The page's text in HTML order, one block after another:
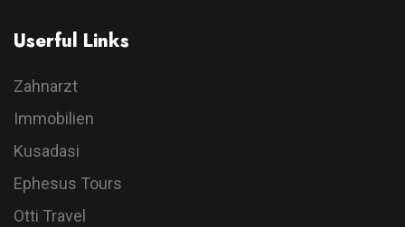
Userful Links
Zahnarzt
Immobilien
Kusadasi
Ephesus Tours
Otti Travel